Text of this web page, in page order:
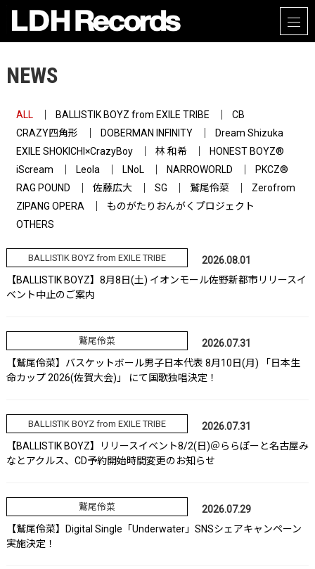
NEWS
ALL BALLISTIK BOYZ from EXILE TRIBE
CB
CRAZY四角形
DOBERMAN INFINITY
Dream Shizuka
EXILE SHOKICHI×CrazyBoy
林 和希
HONEST BOYZ®
iScream
Leola LNoL NARROWORLD
PKCZ®
RAG POUND
佐藤広大 SG 鷲尾伶菜
Zerofrom
ZIPANG OPERA
ものがたりおんがくプロジェクト
OTHERS
BALLISTIK BOYZ from EXILE TRIBE
2026.08.01
【BALLISTIK BOYZ】8月8日(土) イオンモール佐野新都市リリースイ
ベント中止のご案内
鷲尾伶菜
2026.07.31
【鷲尾伶菜】バスケットボール男子日本代表 8月10日(月) 「日本生
命カップ 2026(佐賀大会)」 にて国歌独唱決定！
BALLISTIK BOYZ from EXILE TRIBE
2026.07.31
【BALLISTIK BOYZ】リリースイベント8/2(日)＠ららぽーと名古屋み
なとアクルス、CD予約開始時間変更のお知らせ
鷲尾伶菜
2026.07.29
【鷲尾伶菜】Digital Single「Underwater」SNSシェアキャンペーン
実施決定！